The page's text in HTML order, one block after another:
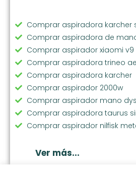
Comprar aspiradora karcher
Comprar aspiradora de
Comprar aspirador xiaomi v9
Comprar aspiradora trineo
Comprar aspiradora karcher
Comprar aspirador 2000w
Comprar aspirador mano
Comprar aspiradora taurus
Comprar aspirador nilfisk
Comprar aspiradora jashen
Ver más...